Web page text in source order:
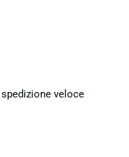
veloce